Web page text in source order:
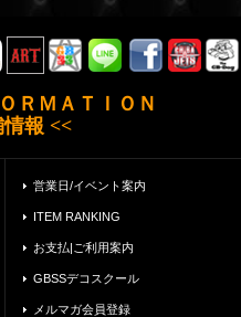
ＲＭＡＴＩＯＮ
報 <<
営業日/イベント案内
ITEM RANKING
お支払|ご利用案内
GBSSデコスクール
メルマガ会員登録